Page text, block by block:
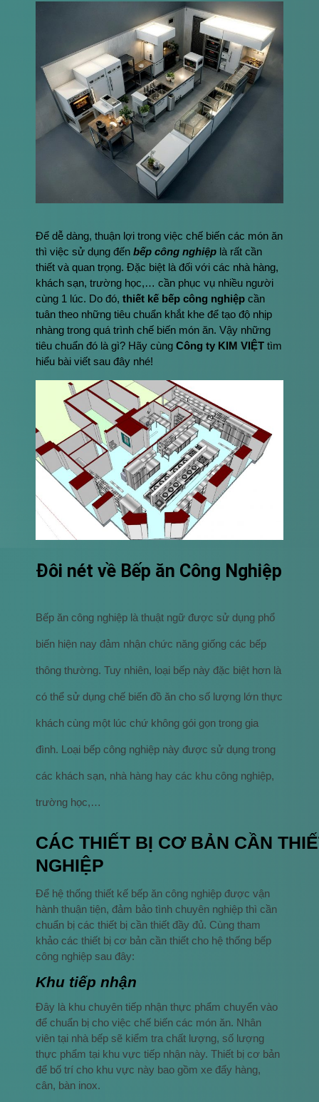
Để dễ dàng, thuận lợi trong việc chế biến các món ăn
thì việc sử dụng đếnbếp công nghiệp là rất cần
thiết và quan trọng. Đặc biệt là đối với các nhà hàng,
khách sạn, trường học,… cần phục vụ nhiều người
cùng 1 lúc. Do đó,thiết kế bếp công nghiệp cần
tuân theo những tiêu chuẩn khắt khe để tạo độ nhịp
nhàng trong quá trình chế biến món ăn. Vậy những
tiêu chuẩn đó là gì? Hãy cùngCông ty KIM VIỆT tìm
hiểu bài viết sau đây nhé!
Đôi nét về Bếp ăn Công Nghiệp
Bếp ăn công nghiệp là thuật ngữ được sử dụng phổ
biến hiện nay đảm nhận chức năng giống các bếp
thông thường. Tuy nhiên, loại bếp này đặc biệt hơn là
có thể sử dụng chế biến đồ ăn cho số lượng lớn thực
khách cùng một lúc chứ không gói gọn trong gia
đình. Loại bếp công nghiệp này được sử dụng trong
các khách sạn, nhà hàng hay các khu công nghiệp,
trường học,…
CÁC THIẾT BỊ CƠ BẢN CẦN
NGHIỆP
Để hệ thống thiết kế bếp ăn công nghiệp được vận
hành thuận tiện, đảm bảo tình chuyên nghiệp thì cần
chuẩn bị các thiết bị cần thiết đầy đủ. Cùng tham
khảo các thiết bị cơ bản cần thiết cho hệ thống bếp
công nghiệp sau đây:
Khu tiếp nhận
Đây là khu chuyên tiếp nhận thực phẩm chuyển vào
để chuẩn bị cho việc chế biến các món ăn. Nhân
viên tại nhà bếp sẽ kiểm tra chất lượng, số lượng
thực phẩm tại khu vực tiếp nhận này. Thiết bị cơ bản
để bố trí cho khu vực này bao gồm xe đẩy hàng,
cân, bàn inox.